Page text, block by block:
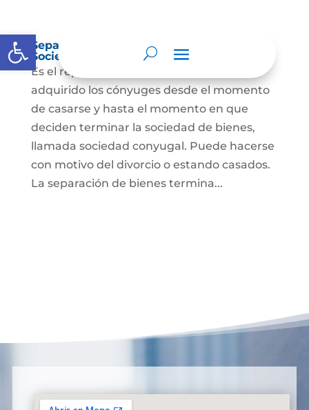
Abrir barra de herramientas
Separación de Bienes o Liquidación de
Sociedad Conyugal
Es el reparto de los bienes que han
adquirido los cónyuges desde el momento
de casarse y hasta el momento en que
deciden terminar la sociedad de bienes,
llamada sociedad conyugal. Puede hacerse
con motivo del divorcio o estando casados.
La separación de bienes termina...